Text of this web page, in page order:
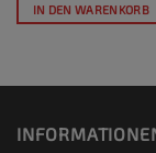
IN DEN WARENKORB